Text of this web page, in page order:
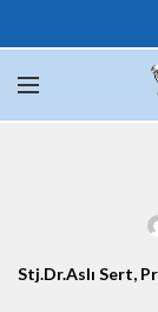
Stj.Dr.Aslı Sert,